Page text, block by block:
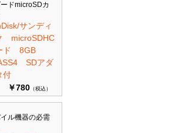
ドmicroSDカ
サンディ
microSDHC
ド 8GB
SDアダ
付
￥780 （税込）
ル機器の必需